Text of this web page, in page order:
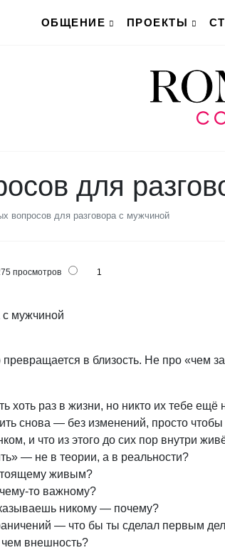
ОБЩЕНИЕ
ПРОЕКТЫ
для
вопросов для разговора с мужчиной
просмотров 1
превращается в близость. Не про «чем
хоть раз в жизни, но никто их тебе ещё
снова — без изменений, просто чтобы
и что из этого до сих пор внутри
— не в теории, а в реальности?
живым?
то важному?
никому — почему?
— что бы ты сделал первым
внешность?